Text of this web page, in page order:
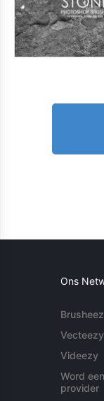
Ons
Vecteezy
Videezy
Word een
provider